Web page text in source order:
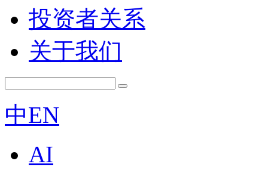
投资者关系
关于我们
中EN
AI